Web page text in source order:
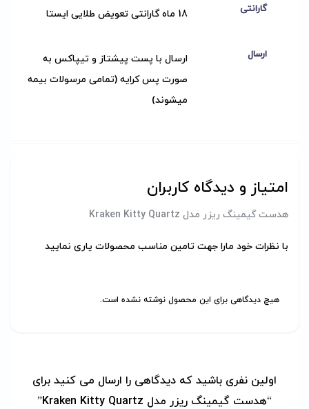
گارانتی 18 ماه گارانتی تعویض طلایی ایستا
ارسال
ارسال با پست پیشتاز و تیپاکس به
صورت پس کرایه (تمامی مرسولات بیمه
میشوند)
امتیاز و دیدگاه کاربران
هدست گیمینگ ریزر مدل Kraken Kitty Quartz
با نظرات خود مارا جهت تامین مناسب محصولات یاری نمایید
هیچ دیدگاهی برای این محصول نوشته نشده است.
اولین نفری باشید که دیدگاهی را ارسال می کنید برای
“هدست گیمینگ ریزر مدل Kraken Kitty Quartz”